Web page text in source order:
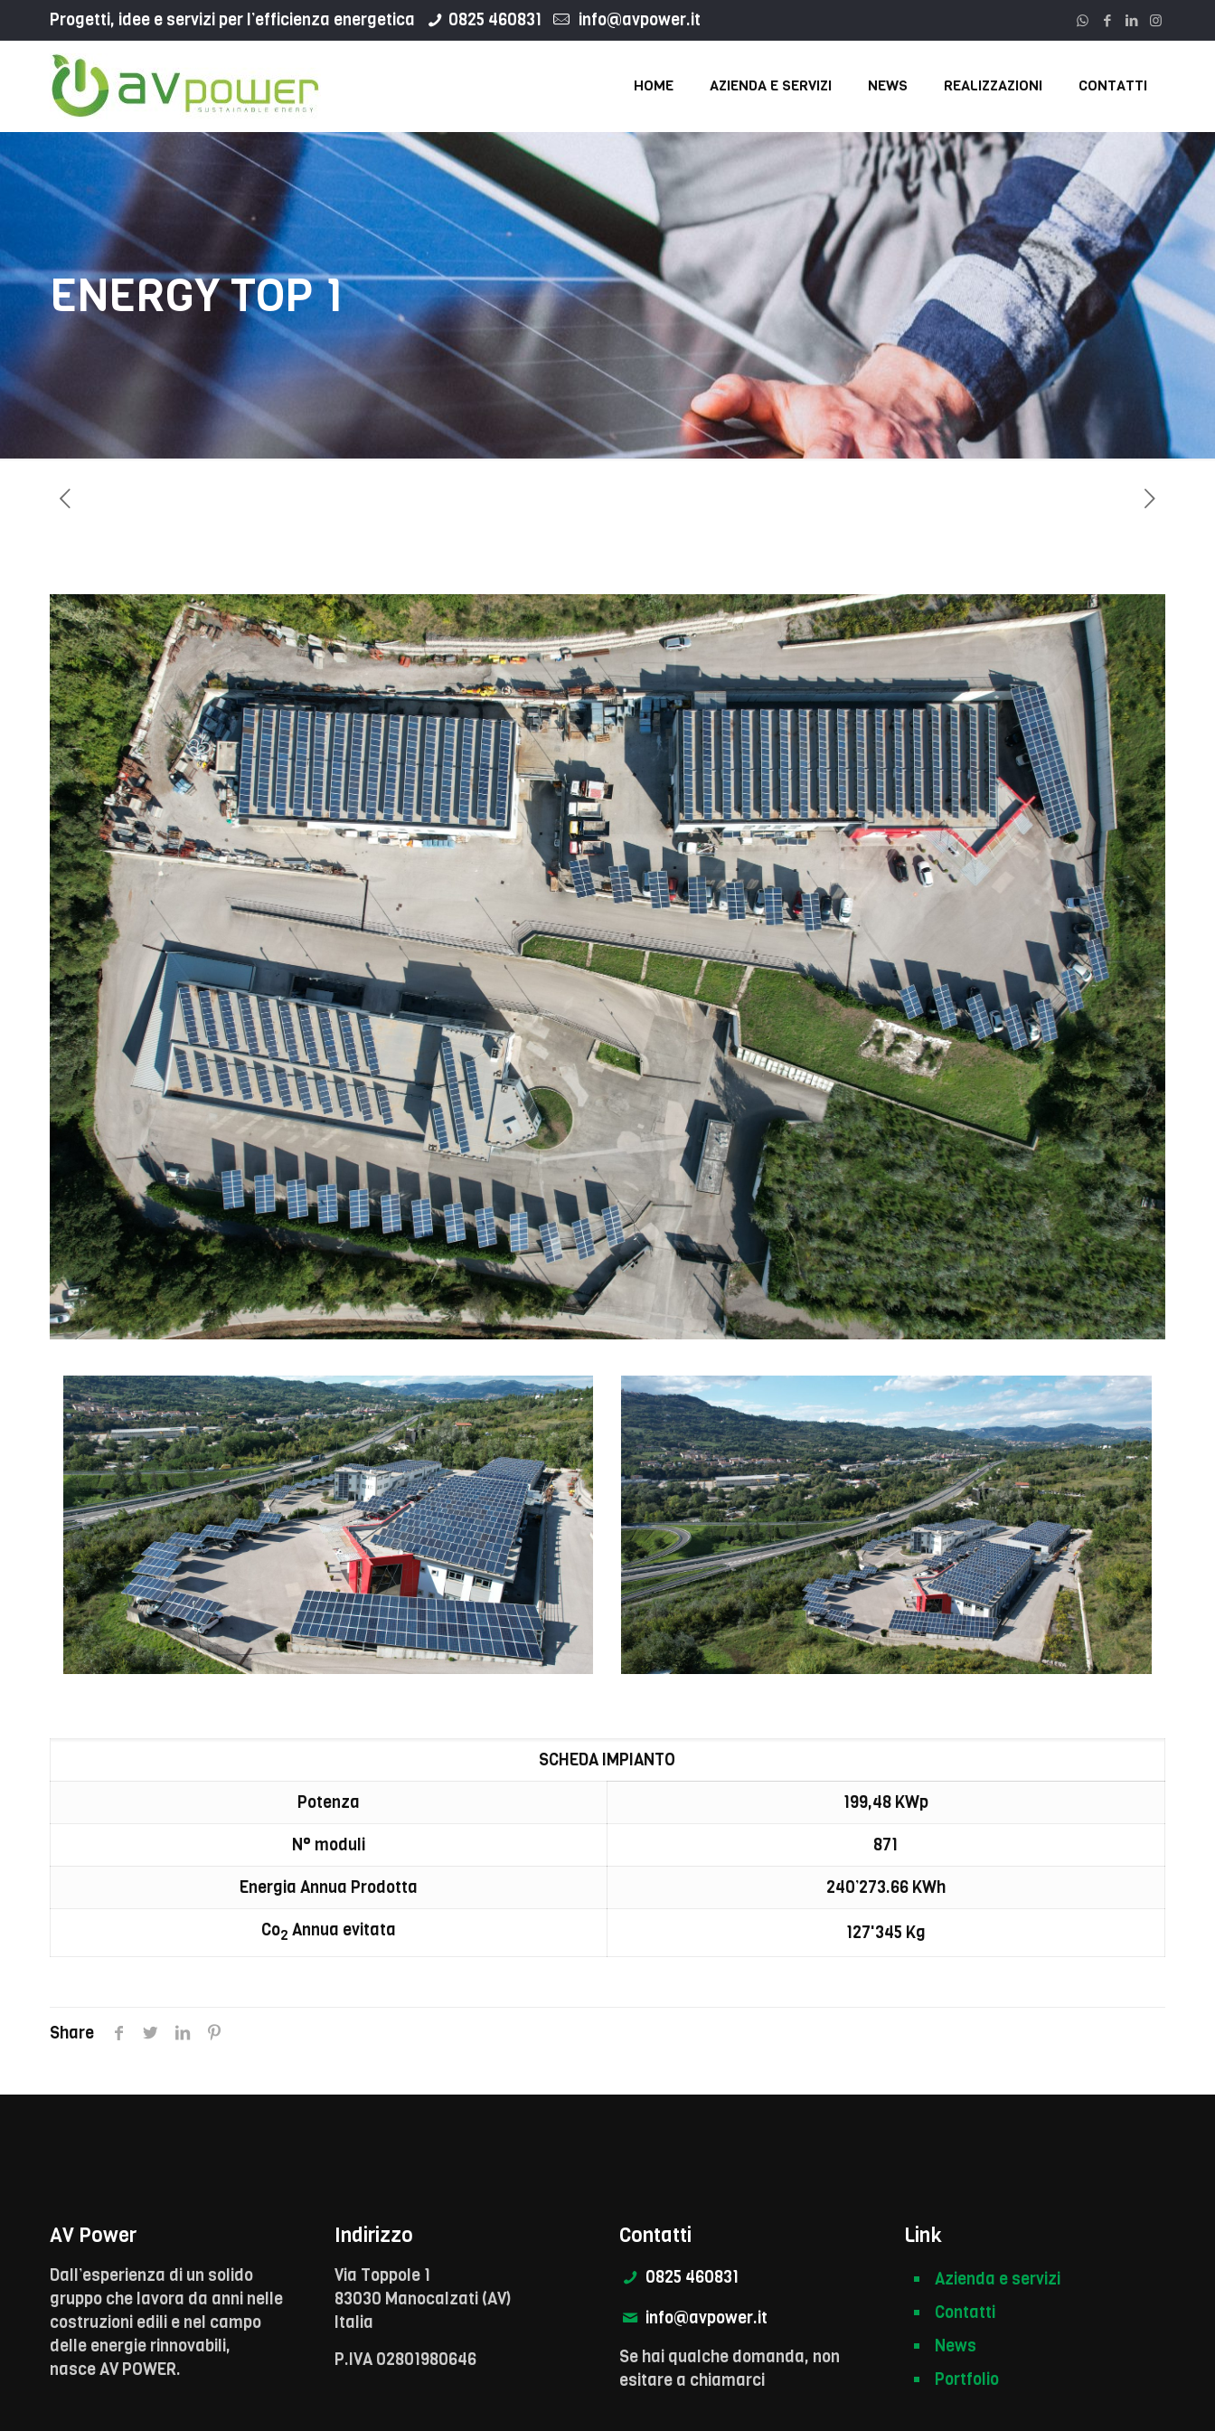
Progetti, idee e servizi per l’efficienza energetica 0825 460831 info@avpower.it
HOME AZIENDA E SERVIZI NEWS REALIZZAZIONI CONTATTI
ENERGY TOP 1
SCHEDA IMPIANTO
Potenza
199,48 KWp
N° moduli
871
Energia Annua Prodotta
240’273.66 KWh
Co2 Annua evitata 127'345 Kg
Share
AV Power
Dall’esperienza di un solido
gruppo che lavora da anni nelle
costruzioni edili e nel campo
delle energie rinnovabili,
nasce AV POWER.
Indirizzo
Via Toppole 1
83030 Manocalzati (AV)
Italia
P.IVA 02801980646
Contatti
0825 460831
info@avpower.it
Se hai qualche domanda, non
esitare a chiamarci
Link
Azienda e servizi
Contatti
News
Portfolio